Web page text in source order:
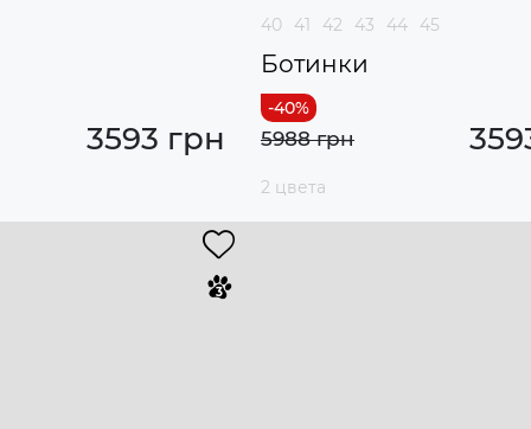
3593 грн
40 41 42 43 44 45
Ботинки
5988 грн
2 цвета